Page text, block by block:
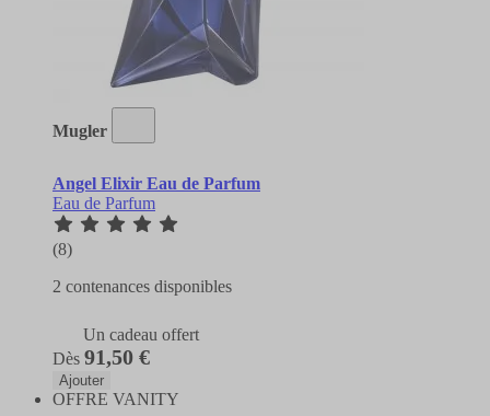
Mugler
Angel Elixir Eau de Parfum
Eau de Parfum
(8)
2 contenances disponibles
Un cadeau offert
Dès 91,50 €
Ajouter
OFFRE VANITY